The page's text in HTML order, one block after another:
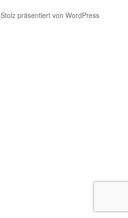
Stolz präsentiert von WordPress